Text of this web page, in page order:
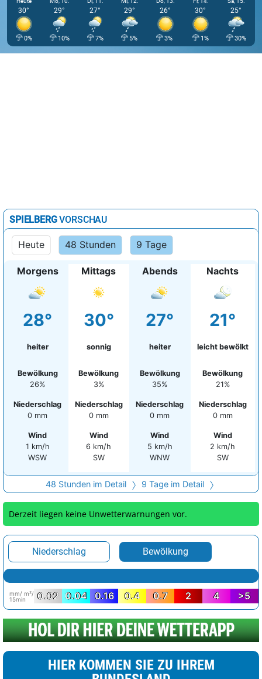
30°
0%
29°
10%
27°
7%
29°
5%
26°
3%
30°
1%
25°
30%
SPIELBERGVORSCHAU
Heute 48 Stunden 9 Tage
Morgens
28°
heiter
Bewölkung
26%
Niederschlag
0 mm
Wind
1 km/h
WSW
Mittags
30°
sonnig
Bewölkung
3%
Niederschlag
0 mm
Wind
6 km/h
SW
Abends
27°
heiter
Bewölkung
35%
Niederschlag
0 mm
Wind
5 km/h
WNW
Nachts
21°
leicht bewölkt
Bewölkung
21%
Niederschlag
0 mm
Wind
2 km/h
SW
48 Stunden im Detail 9 Tage im Detail
Derzeit liegen keine Unwetterwarnungen vor.
Niederschlag Bewölkung
mm/ m²/
15min
0.02 0.04 0.16 0.4 0.7 2 4 >5
HIER KOMMEN SIE ZU IHREM